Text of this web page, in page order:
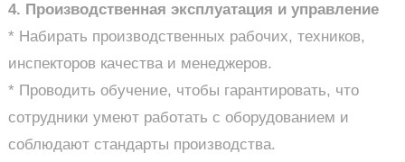
4. Производственная эксплуатация и управление
* Набирать производственных рабочих, техников,
инспекторов качества и менеджеров.
* Проводить обучение, чтобы гарантировать, что
сотрудники умеют работать с оборудованием и
соблюдают стандарты производства.